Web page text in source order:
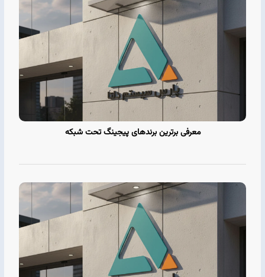
معرفی برترین برندهای پیجینگ تحت شبکه